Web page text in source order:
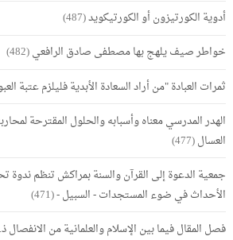
أدوية الكورتيزون أو الكورتيكويد(487)
خواطر صيف يلهج بها مصطفى صادق الرافعي(482)
ثمرات العبادة "من أراد السعادة الأبدية فليلزم عتبة
الهدر المدرسي معناه وأسبابه والحلول المقترحة
العسال(477)
جمعية الدعوة إلى القرآن والسنة بمراكش تنظم
الأحداث في ضوء المستجدات - السبيل -(471)
فصل المقال فيما بين الإسلام والعلمانية من